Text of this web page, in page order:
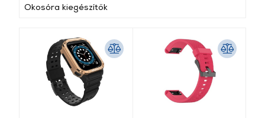
Okosóra kiegészítők